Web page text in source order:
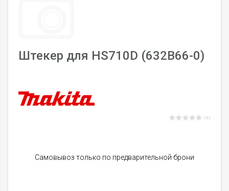
Штекер для HS710D (632B66-0)
( 0 )
Самовывоз только по предварительной брони